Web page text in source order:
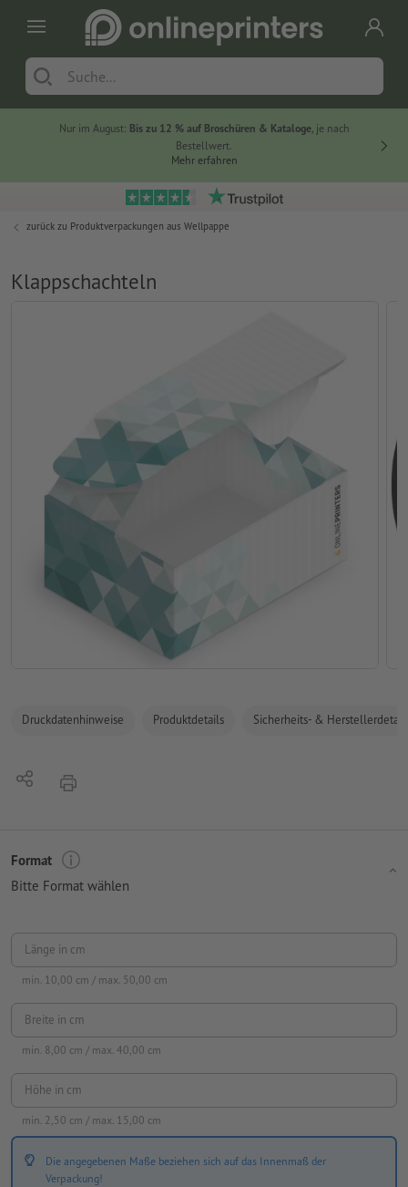
Nur im August: Bis zu 12 % auf Broschüren & Kataloge, je nach
Bestellwert.
Mehr erfahren
zurück zu Produktverpackungen aus Wellpappe
Klappschachteln
Druckdatenhinweise Produktdetails Sicherheits- &
Teilen Drucken
Format
Bitte Format wählen
Länge in cm
min. 10,00 cm / max. 50,00 cm
Breite in cm
min. 8,00 cm / max. 40,00 cm
Höhe in cm
min. 2,50 cm / max. 15,00 cm
Die angegebenen Maße beziehen sich auf das Innenmaß der
Verpackung!